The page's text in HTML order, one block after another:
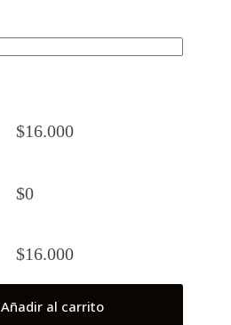
$16.000
$0
$16.000
Añadir al carrito